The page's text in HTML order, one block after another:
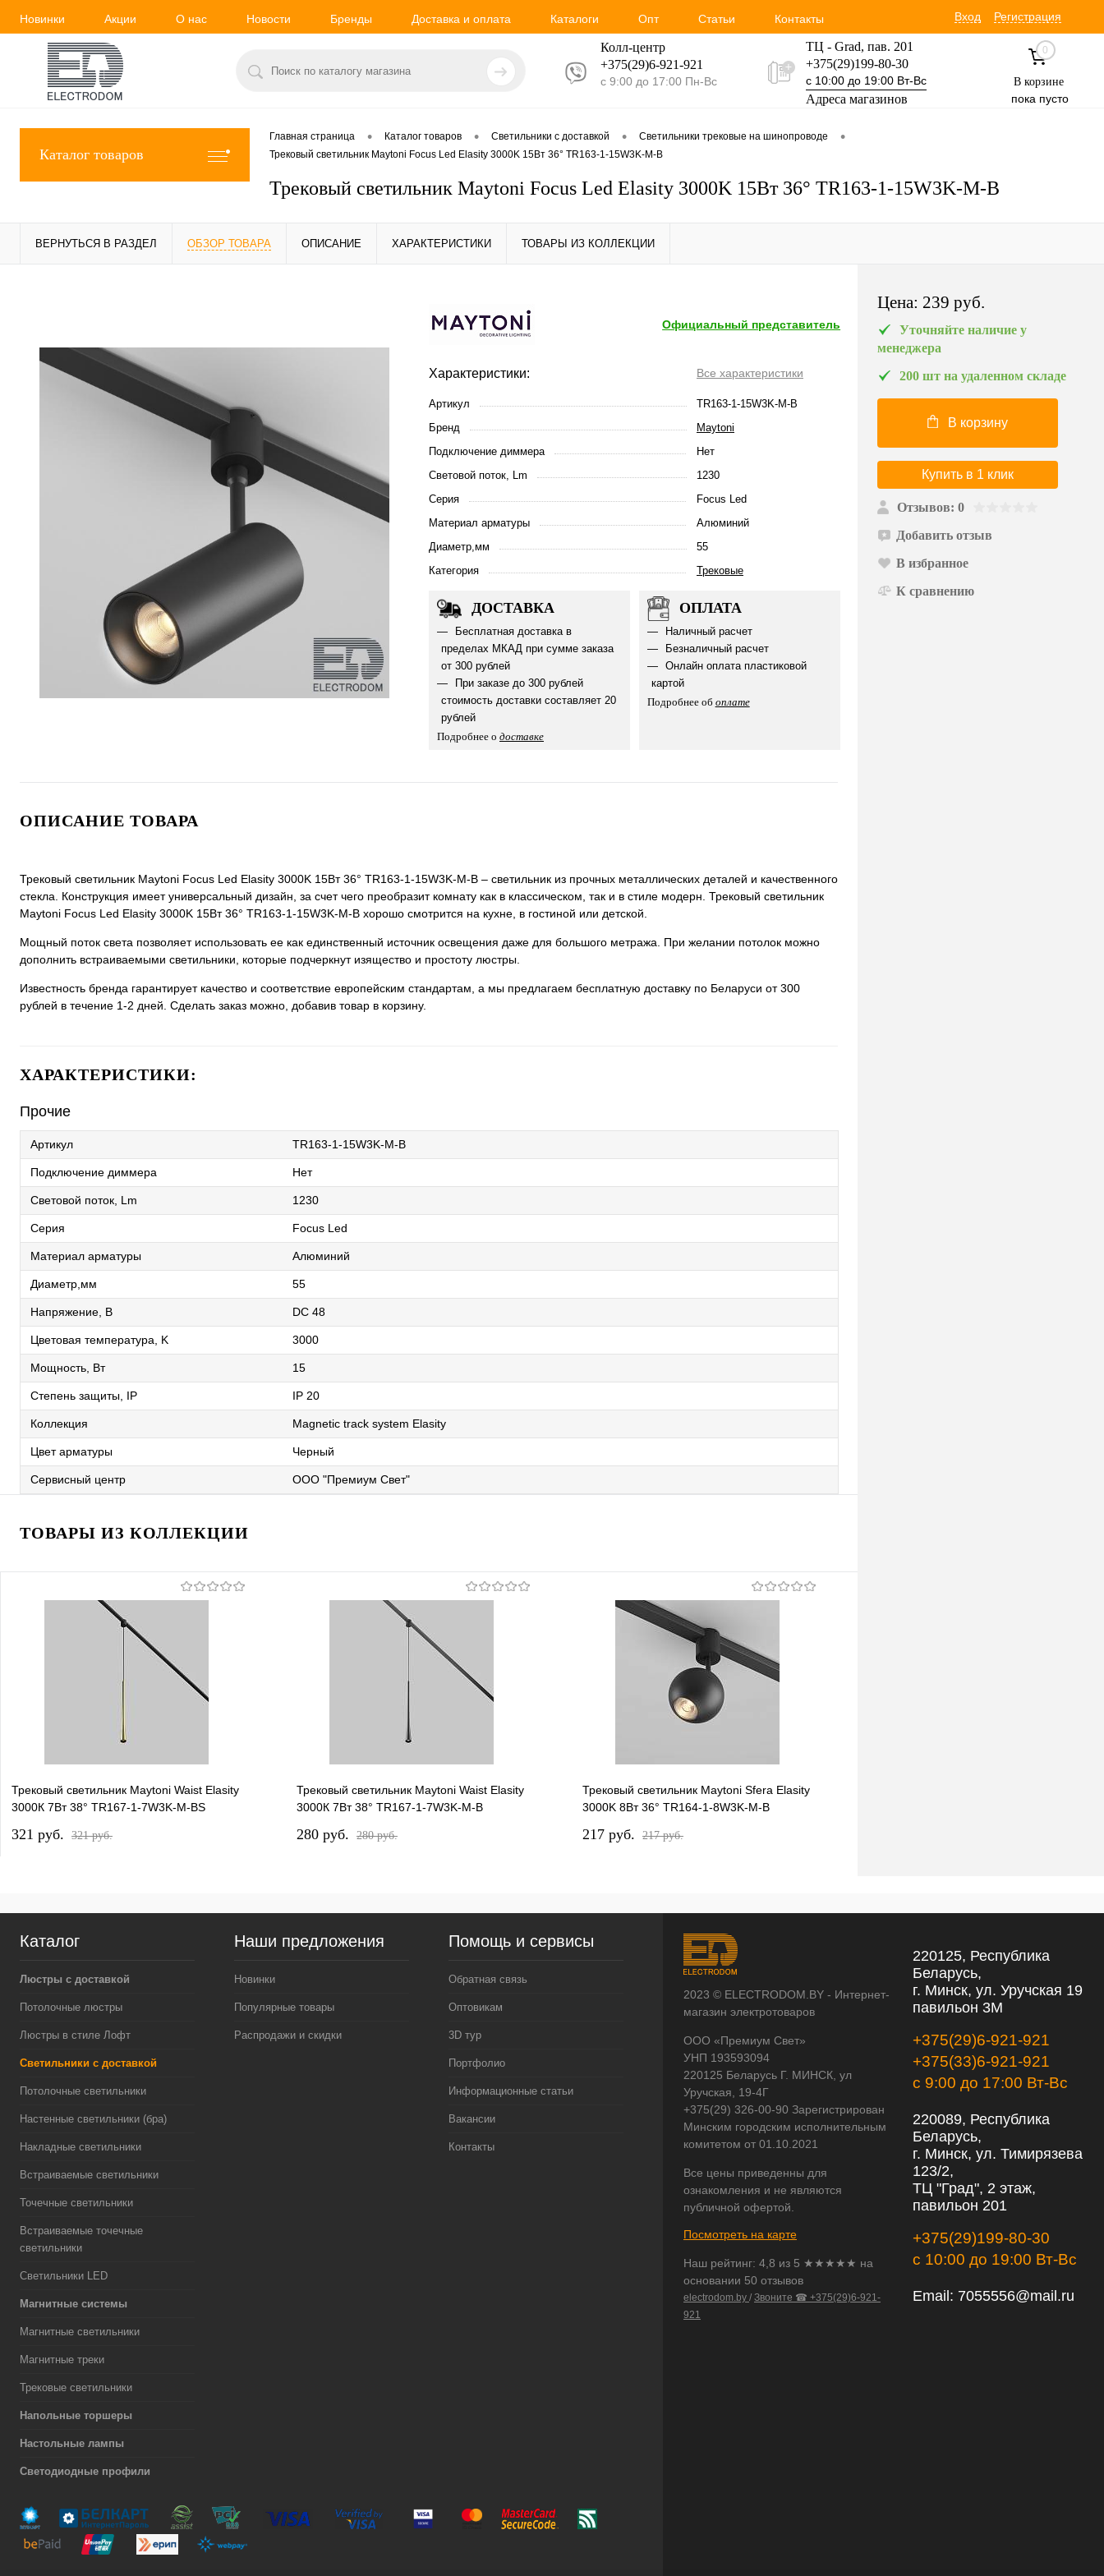
Новинки Акции О нас Новости Бренды Доставка и оплата Каталоги Опт Статьи Контакты Вход Регистрация
Колл-центр
+375(29)6-921-921
с 9:00 до 17:00 Пн-Вс
ТЦ - Grad, пав. 201
+375(29)199-80-30
с 10:00 до 19:00 Вт-Вс
Адреса магазинов
+375(29)354-30-60
0
В корзине
пока пусто
Каталог товаров
Главная страница • Каталог товаров • Светильники с доставкой • Светильники трековые на шинопроводе •
Трековый светильник Maytoni Focus Led Elasity 3000K 15Вт 36° TR163-1-15W3K-M-B
Трековый светильник Maytoni Focus Led Elasity 3000K 15Вт 36° TR163-1-15W3K-M-B
ВЕРНУТЬСЯ В РАЗДЕЛ ОБЗОР ТОВАРА ОПИСАНИЕ ХАРАКТЕРИСТИКИ ТОВАРЫ ИЗ КОЛЛЕКЦИИ
Официальный представитель
Характеристики: Все характеристики
Артикул
TR163-1-15W3K-M-B
Бренд
Maytoni
Подключение диммера
Нет
Световой поток, Lm
1230
Серия
Focus Led
Материал арматуры
Алюминий
Диаметр,мм
55
Категория
Трековые
ДОСТАВКА
Бесплатная доставка в
пределах МКАД при сумме заказа
от 300 рублей
При заказе до 300 рублей
стоимость доставки составляет 20
рублей
Подробнее о доставке
ОПЛАТА
Наличный расчет
Безналичный расчет
Онлайн оплата пластиковой
картой
Подробнее об оплате
ОПИСАНИЕ ТОВАРА
Трековый светильник Maytoni Focus Led Elasity 3000K 15Вт 36° TR163-1-15W3K-M-B – светильник из прочных металлических деталей и качественного
стекла. Конструкция имеет универсальный дизайн, за счет чего преобразит комнату как в классическом, так и в стиле модерн. Трековый светильник
Maytoni Focus Led Elasity 3000K 15Вт 36° TR163-1-15W3K-M-B хорошо смотрится на кухне, в гостиной или детской.
Мощный поток света позволяет использовать ее как единственный источник освещения даже для большого метража. При желании потолок можно
дополнить встраиваемыми светильники, которые подчеркнут изящество и простоту люстры.
Известность бренда гарантирует качество и соответствие европейским стандартам, а мы предлагаем бесплатную доставку по Беларуси от 300
рублей в течение 1-2 дней. Сделать заказ можно, добавив товар в корзину.
ХАРАКТЕРИСТИКИ:
Прочие
Артикул TR163-1-15W3K-M-B
Подключение диммера Нет
Световой поток, Lm 1230
Серия Focus Led
Материал арматуры Алюминий
Диаметр,мм 55
Напряжение, В DC 48
Цветовая температура, K 3000
Мощность, Вт 15
Степень защиты, IP IP 20
Коллекция Magnetic track system Elasity
Цвет арматуры Черный
Сервисный центр ООО "Премиум Свет"
ТОВАРЫ ИЗ КОЛЛЕКЦИИ
Трековый светильник Maytoni Waist Elasity
3000К 7Вт 38° TR167-1-7W3K-M-BS
321 pуб. 321 pуб.
Трековый светильник Maytoni Waist Elasity
3000К 7Вт 38° TR167-1-7W3K-M-B
280 pуб. 280 pуб.
Трековый светильник Maytoni Sfera Elasity
3000K 8Вт 36° TR164-1-8W3K-M-B
217 pуб. 217 pуб.
Цена: 239 pуб.
Уточняйте наличие у
менеджера
200 шт на удаленном складе
В корзину
Купить в 1 клик
Отзывов: 0
Добавить отзыв
В избранное
К сравнению
Каталог
Люстры с доставкой
Потолочные люстры
Люстры в стиле Лофт
Светильники с доставкой
Потолочные светильники
Настенные светильники (бра)
Накладные светильники
Встраиваемые светильники
Точечные светильники
Встраиваемые точечные
светильники
Светильники LED
Магнитные системы
Магнитные светильники
Магнитные треки
Трековые светильники
Напольные торшеры
Настольные лампы
Светодиодные профили
Наши предложения
Новинки
Популярные товары
Распродажи и скидки
Помощь и сервисы
Обратная связь
Оптовикам
3D тур
Портфолио
Информационные статьи
Вакансии
Контакты
2023 © ELECTRODOM.BY - Интернет-
магазин электротоваров
ООО «Премиум Свет»
УНП 193593094
220125 Беларусь Г. МИНСК, ул
Уручская, 19-4Г
+375(29) 326-00-90 Зарегистрирован
Минским городским исполнительным
комитетом от 01.10.2021
Все цены приведенны для
ознакомления и не являются
публичной офертой.
Посмотреть на карте
Наш рейтинг: 4,8 из 5 ★★★★★ на
основании 50 отзывов
electrodom.by / Звоните ☎ +375(29)6-921-
921
220125, Республика
Беларусь,
г. Минск, ул. Уручская 19
павильон 3М
+375(29)6-921-921
+375(33)6-921-921
с 9:00 до 17:00 Вт-Вс
220089, Республика
Беларусь,
г. Минск, ул. Тимирязева
123/2,
ТЦ "Град", 2 этаж,
павильон 201
+375(29)199-80-30
с 10:00 до 19:00 Вт-Вс
Email: 7055556@mail.ru